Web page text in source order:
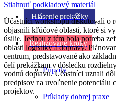
Hlásenie prekážky
Realizované kroky
Prípady
Príklady dobrej praxe
Stiahnuť podkladový materiál
Účastníci workshopu diskutovali o
objasnili kľúčové oblasti, ktoré si
úsilie. Jednou z tém bola potreba
oblasti logistiky a dopravy.
centrum, predstavované ako
čelí prekážkam v dôsledku
vodnú dopravu. Účastníci uznali
predpisov na uvoľnenie potenciálu
projektov.